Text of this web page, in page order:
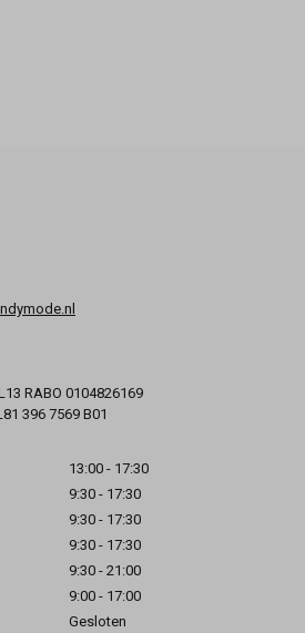
RABO 0104826169
396 7569 B01
13:00 - 17:30
9:30 - 17:30
9:30 - 17:30
9:30 - 17:30
9:30 - 21:00
9:00 - 17:00
Gesloten